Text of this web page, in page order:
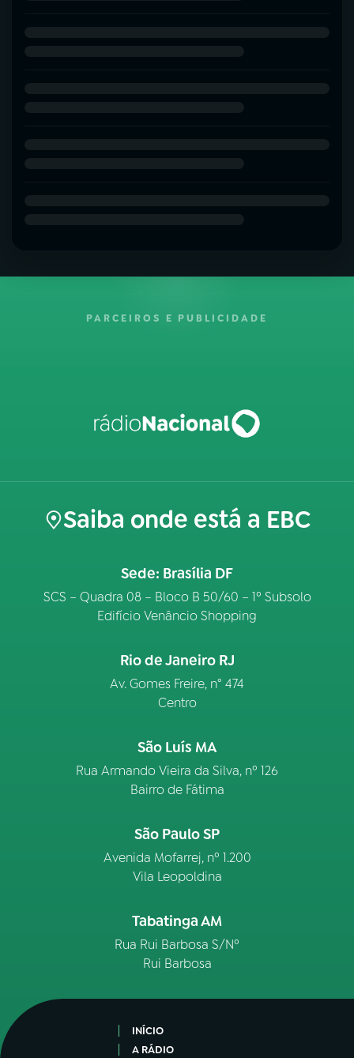
PARCEIROS E PUBLICIDADE
Saiba onde está a EBC
Sede: Brasília DF
SCS – Quadra 08 – Bloco B 50/60 – 1º Subsolo
Edifício Venâncio Shopping
Rio de Janeiro RJ
Av. Gomes Freire, n° 474
Centro
São Luís MA
Rua Armando Vieira da Silva, nº 126
Bairro de Fátima
São Paulo SP
Avenida Mofarrej, nº 1.200
Vila Leopoldina
Tabatinga AM
Rua Rui Barbosa S/Nº
Rui Barbosa
INÍCIO
A RÁDIO